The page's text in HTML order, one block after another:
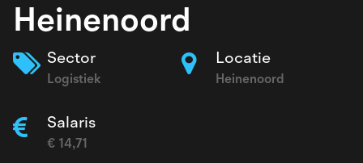
Heinenoord
Sector
Logistiek
Locatie
Heinenoord
Salaris
€ 14,71